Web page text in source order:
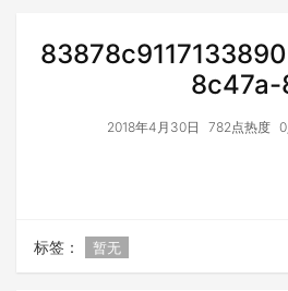
8c47a-
2018年4月30日 782点热度
标签： 暂无